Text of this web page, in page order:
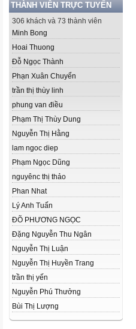
THÀNH VIÊN TRỰC TUYẾN
306 khách và 73 thành viên
Minh Bong
Hoai Thuong
Đỗ Ngọc Thành
Phạn Xuân Chuyển
trần thị thùy linh
phung van điều
Phạm Thị Thùy Dung
Nguyễn Thị Hằng
lam ngoc diep
Phạm Ngọc Dũng
nguyênc thị thảo
Phan Nhat
Lý Anh Tuấn
ĐÕ PHƯƠNG NGỌC
Đặng Nguyễn Thu Ngân
Nguyễn Thị Luận
Nguyễn Thị Huyền Trang
trần thị yến
Nguyễn Phú Thưởng
Bùi Thị Lượng